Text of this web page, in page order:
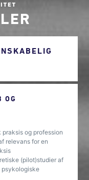
OG
og profession
relevans for en
(pilot)studier af
psykologiske